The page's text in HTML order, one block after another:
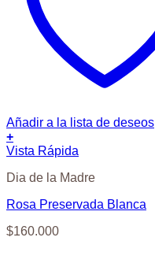
Añadir a la lista de deseos
+
Vista Rápida
Dia de la Madre
Rosa Preservada Blanca
$160.000